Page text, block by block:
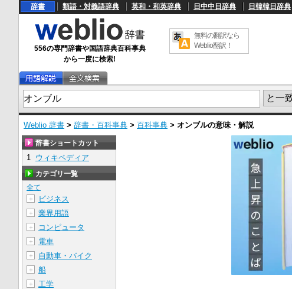
辞書 類語・対義語辞典 英和・和英辞典 日中中日辞典 日韓韓日辞典
556の専門辞書や国語辞典百科事典
から一度に検索!
無料の翻訳なら
Weblio翻訳！
Weblio 辞書 > 辞書・百科事典 > 百科事典 > オンブルの意味・解説
辞書ショートカット
1 ウィキペディア
カテゴリ一覧
全て
＋
ビジネス
＋ 業界用語
＋ コンピュータ
＋ 電車
＋ 自動車・バイク
＋ 船
＋ 工学